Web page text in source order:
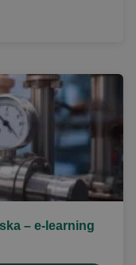
– e-learning